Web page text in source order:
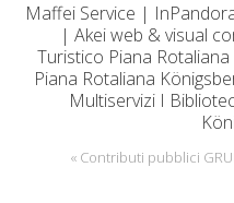
Maffei Service |
| Akei web & visual
Turistico Piana
Piana Rotaliana
Multiservizi I
« Contributi pubblici